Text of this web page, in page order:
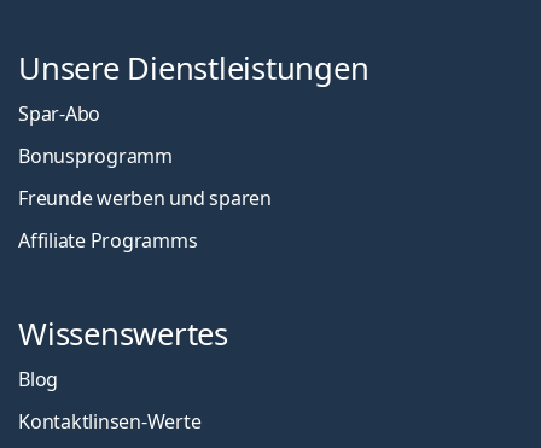
Unsere Dienstleistungen
Spar-Abo
Bonusprogramm
Freunde werben und sparen
Affiliate Programms
Wissenswertes
Blog
Kontaktlinsen-Werte